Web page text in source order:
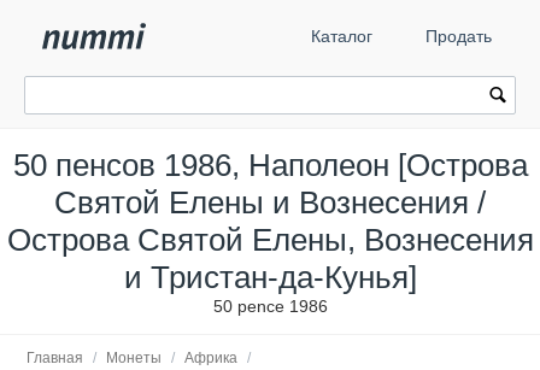
Каталог Продать
50 пенсов 1986, Наполеон [Острова
Святой Елены и Вознесения /
Острова Святой Елены, Вознесения
и Тристан-да-Кунья]
50 pence 1986
Главная / Монеты / Африка /